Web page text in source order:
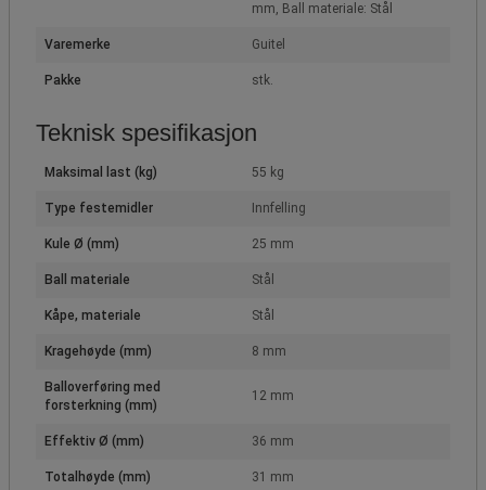
mm, Ball materiale: Stål
Varemerke Guitel
Pakke stk.
Teknisk spesifikasjon
Maksimal last (kg) 55 kg
Type festemidler Innfelling
Kule Ø (mm) 25 mm
Ball materiale Stål
Kåpe, materiale Stål
Kragehøyde (mm) 8 mm
Balloverføring med
forsterkning (mm)
12 mm
Effektiv Ø (mm) 36 mm
Totalhøyde (mm) 31 mm